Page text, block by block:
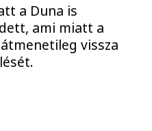
a Duna is
ami miatt a
vissza